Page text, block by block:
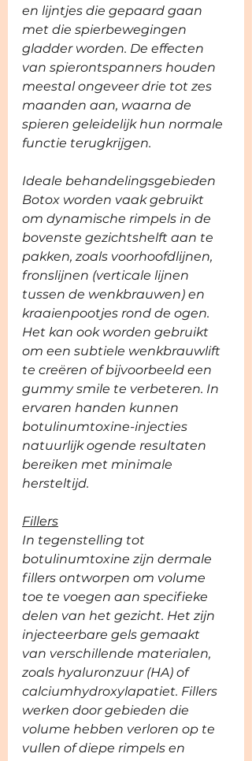
en lijntjes die gepaard gaan
met die spierbewegingen
gladder worden. De effecten
van spierontspanners houden
meestal ongeveer drie tot zes
maanden aan, waarna de
spieren geleidelijk hun normale
functie terugkrijgen.
Ideale behandelingsgebieden
Botox worden vaak gebruikt
om dynamische rimpels in de
bovenste gezichtshelft aan te
pakken, zoals voorhoofdlijnen,
fronslijnen (verticale lijnen
tussen de wenkbrauwen) en
kraaienpootjes rond de ogen.
Het kan ook worden gebruikt
om een subtiele wenkbrauwlift
te creëren of bijvoorbeeld een
gummy smile te verbeteren. In
ervaren handen kunnen
botulinumtoxine-injecties
natuurlijk ogende resultaten
bereiken met minimale
hersteltijd.
Fillers
In tegenstelling tot
botulinumtoxine zijn dermale
fillers ontworpen om volume
toe te voegen aan specifieke
delen van het gezicht. Het zijn
injecteerbare gels gemaakt
van verschillende materialen,
zoals hyaluronzuur (HA) of
calciumhydroxylapatiet. Fillers
werken door gebieden die
volume hebben verloren op te
vullen of diepe rimpels en